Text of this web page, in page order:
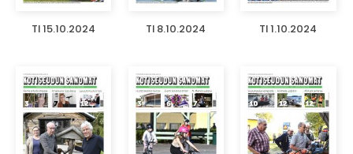
TI 15.10.2024 TI 8.10.2024 TI 1.10.2024